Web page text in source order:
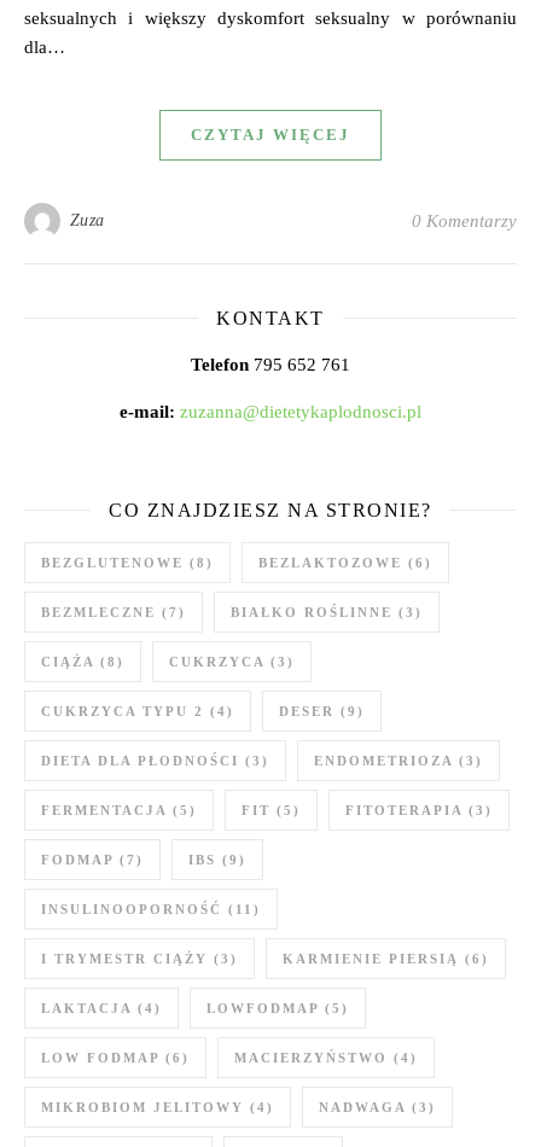
seksualnych i większy dyskomfort seksualny w porównaniu
dla…
CZYTAJ WIĘCEJ
Zuza 0 Komentarzy
KONTAKT
Telefon 795 652 761
e-mail: zuzanna@dietetykaplodnosci.pl
CO ZNAJDZIESZ NA STRONIE?
BEZGLUTENOWE (8) BEZLAKTOZOWE (6)
BEZMLECZNE (7) BIAŁKO ROŚLINNE (3)
CIĄŻA (8) CUKRZYCA (3)
CUKRZYCA TYPU 2 (4) DESER (9)
DIETA DLA PŁODNOŚCI (3) ENDOMETRIOZA (3)
FERMENTACJA (5) FIT (5) FITOTERAPIA (3)
FODMAP (7) IBS (9)
INSULINOOPORNOŚĆ (11)
I TRYMESTR CIĄŻY (3) KARMIENIE PIERSIĄ (6)
LAKTACJA (4) LOWFODMAP (5)
LOW FODMAP (6) MACIERZYŃSTWO (4)
MIKROBIOM JELITOWY (4) NADWAGA (3)